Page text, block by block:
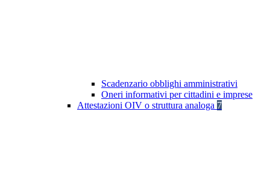
Scadenzario obblighi amministrativi
Oneri informativi per cittadini e imprese
Attestazioni OIV o struttura analoga 7